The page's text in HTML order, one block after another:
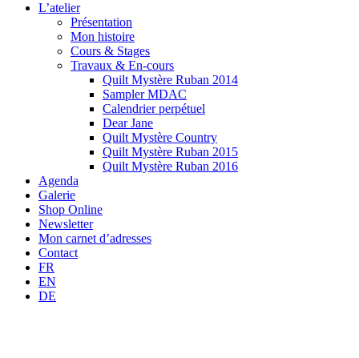
L’atelier
Présentation
Mon histoire
Cours & Stages
Travaux & En-cours
Quilt Mystère Ruban 2014
Sampler MDAC
Calendrier perpétuel
Dear Jane
Quilt Mystère Country
Quilt Mystère Ruban 2015
Quilt Mystère Ruban 2016
Agenda
Galerie
Shop Online
Newsletter
Mon carnet d’adresses
Contact
FR
EN
DE